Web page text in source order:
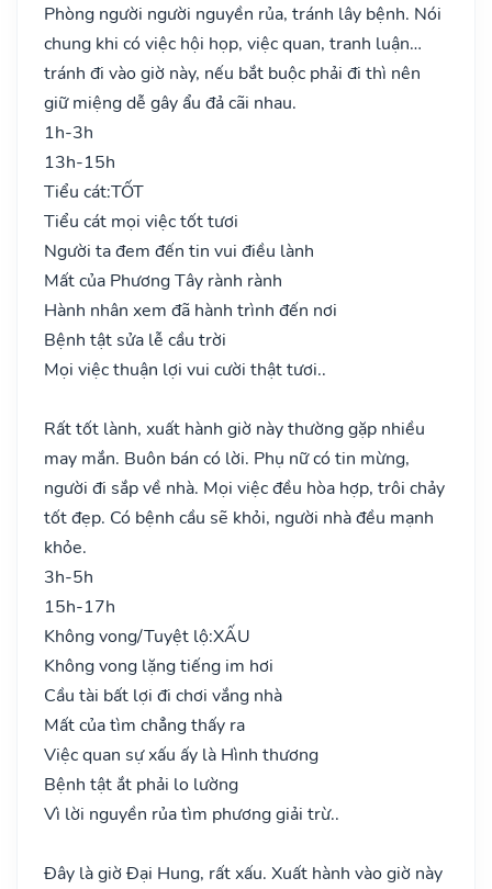
Phòng người người nguyền rủa, tránh lây bệnh. Nói
chung khi có việc hội họp, việc quan, tranh luận…
tránh đi vào giờ này, nếu bắt buộc phải đi thì nên
giữ miệng dễ gây ẩu đả cãi nhau.
1h-3h
13h-15h
Tiểu cát:TỐT
Tiểu cát mọi việc tốt tươi
Người ta đem đến tin vui điều lành
Mất của Phương Tây rành rành
Hành nhân xem đã hành trình đến nơi
Bệnh tật sửa lễ cầu trời
Mọi việc thuận lợi vui cười thật tươi..
Rất tốt lành, xuất hành giờ này thường gặp nhiều
may mắn. Buôn bán có lời. Phụ nữ có tin mừng,
người đi sắp về nhà. Mọi việc đều hòa hợp, trôi chảy
tốt đẹp. Có bệnh cầu sẽ khỏi, người nhà đều mạnh
khỏe.
3h-5h
15h-17h
Không vong/Tuyệt lộ:XẤU
Không vong lặng tiếng im hơi
Cầu tài bất lợi đi chơi vắng nhà
Mất của tìm chẳng thấy ra
Việc quan sự xấu ấy là Hình thương
Bệnh tật ắt phải lo lường
Vì lời nguyền rủa tìm phương giải trừ..
Đây là giờ Đại Hung, rất xấu. Xuất hành vào giờ này